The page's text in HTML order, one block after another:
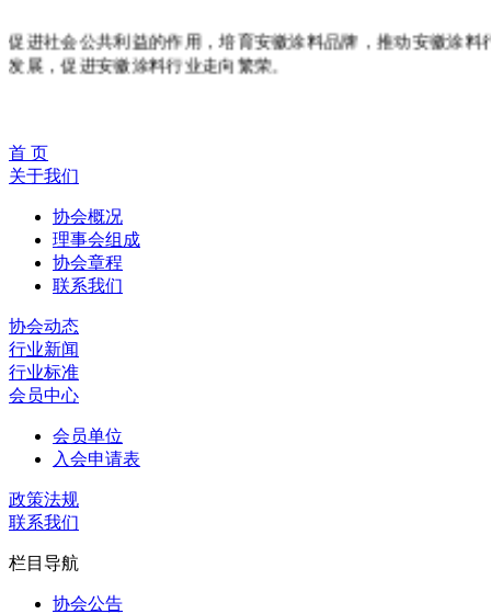
促进社会公共利益的作用，培育安徽涂料品牌，推动安徽涂料
发展，促进安徽涂料行业走向繁荣。
首 页
关于我们
协会概况
理事会组成
协会章程
联系我们
协会动态
行业新闻
行业标准
会员中心
会员单位
入会申请表
政策法规
联系我们
栏目导航
协会公告